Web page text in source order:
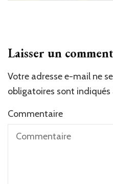
Laisser un
Votre adresse e-mail ne
obligatoires sont indiqués
Commentaire
Alternative: